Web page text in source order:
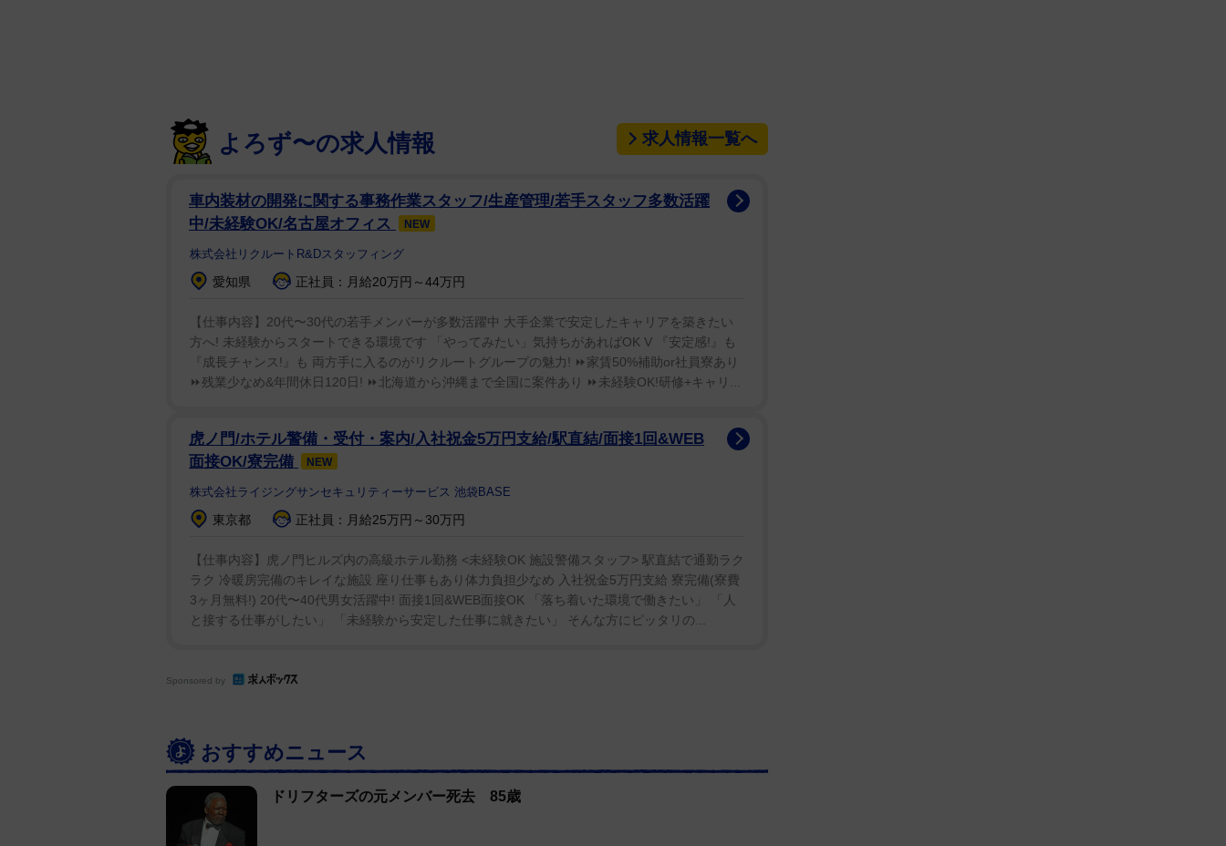
米メタルラップバンド、ドロップアウト・キングスのボーカル、アダム・ラミー氏が
死去した。31歳だった。義理の姉妹によると誕生日の5日前に自ら命を絶ったという。
19日にバンドメンバーらがSNSで訃報を発表、兄弟のような存在だったとしてこう
つづっている。「人生は全く予測できないかたちで襲って来る」「アダムの精神、カリ
スマ性、そしてエネルギーはこれからも俺たちを奮い立たすだけでなく、俺たちがベス
トを尽くせるよう未来へと後押ししてくれるだろう」「色々ありがとう。力みなぎる中
2016年の結成メンバーで、2枚のアルバム「オーディオドープ」「ライオット・ミュ
ージック」でボーカリストとして同バンドを率いた。ちなみにバンド名は当初フェニッ
父親でもあったアダム氏は、最近SNSに息子の写真を投稿、こうキャプションを添え
また昨年の投稿では父親としての役割についてこう語っていた。「素晴らしいヨーロ
ッパ／UKツアーから帰ってきた。人生の光と再会だ」「自分の歩いてきた道を振り返
ると涙が出そうになる。人生は恐ろしく残酷なものかもしれない」「しかしそれは最も
喜ばしく美しいものでもある」「人生でたくさんの失敗をしてきた。しかしそれを変え
げでここにいるし、今の俺がある。これを書いている自分がだ。今俺はこの人間を気に
た。同バンドは2021年にシングル『ウイルス』でビルボードのメインストリーム・ロ
ック・チャートに入り脚光を浴びていた。同氏は音楽活動の傍らPUSHデジタル・マー
よろず〜の求人情報 求人情報一覧へ
車内装材の開発に関する事務作業スタッフ/生産管理/若手スタッフ多数活躍
中/未経験OK/名古屋オフィス
NEW
株式会社リクルートR&Dスタッフィング
愛知県 正社員：月給20万円～44万円
【仕事内容】20代〜30代の若手メンバーが多数活躍中 大手企業で安定したキャリアを築きたい
方へ! 未経験からスタートできる環境です 「やってみたい」気持ちがあればOK V 『安定感!』も
『成長チャンス!』も 両方手に入るのがリクルートグループの魅力! ⏩家賃50%補助or社員寮あり
⏩残業少なめ&年間休日120日! ⏩北海道から沖縄まで全国に案件あり ⏩未経験OK!研修+キャリ...
虎ノ門/ホテル警備・受付・案内/入社祝金5万円支給/駅直結/面接1回&WEB
面接OK/寮完備
NEW
株式会社ライジングサンセキュリティーサービス 池袋BASE
東京都 正社員：月給25万円～30万円
【仕事内容】虎ノ門ヒルズ内の高級ホテル勤務 <未経験OK 施設警備スタッフ> 駅直結で通勤ラク
ラク 冷暖房完備のキレイな施設 座り仕事もあり体力負担少なめ 入社祝金5万円支給 寮完備(寮費
3ヶ月無料!) 20代〜40代男女活躍中! 面接1回&WEB面接OK 「落ち着いた環境で働きたい」 「人
と接する仕事がしたい」 「未経験から安定した仕事に就きたい」 そんな方にピッタリの...
Sponsored by
おすすめニュース
ドリフターズの元メンバー死去 85歳